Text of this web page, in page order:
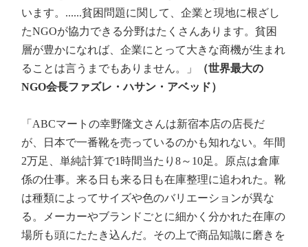
います。......貧困問題に関して、企業と現地に根ざし
たNGOが協力できる分野はたくさんあります。貧困
層が豊かになれば、企業にとって大きな商機が生まれ
ることは言うまでもありません。」
（世界最大の
NGO会長ファズレ・ハサン・アベッド）
「ABCマートの幸野隆文さんは新宿本店の店長だ
が、日本で一番靴を売っているのかも知れない。年間
2万足、単純計算で1時間当たり8～10足。原点は倉庫
係の仕事。来る日も来る日も在庫整理に追われた。靴
は種類によってサイズや色のバリエーションが異な
る。メーカーやブランドごとに細かく分かれた在庫の
場所も頭にたたき込んだ。その上で商品知識に磨きを